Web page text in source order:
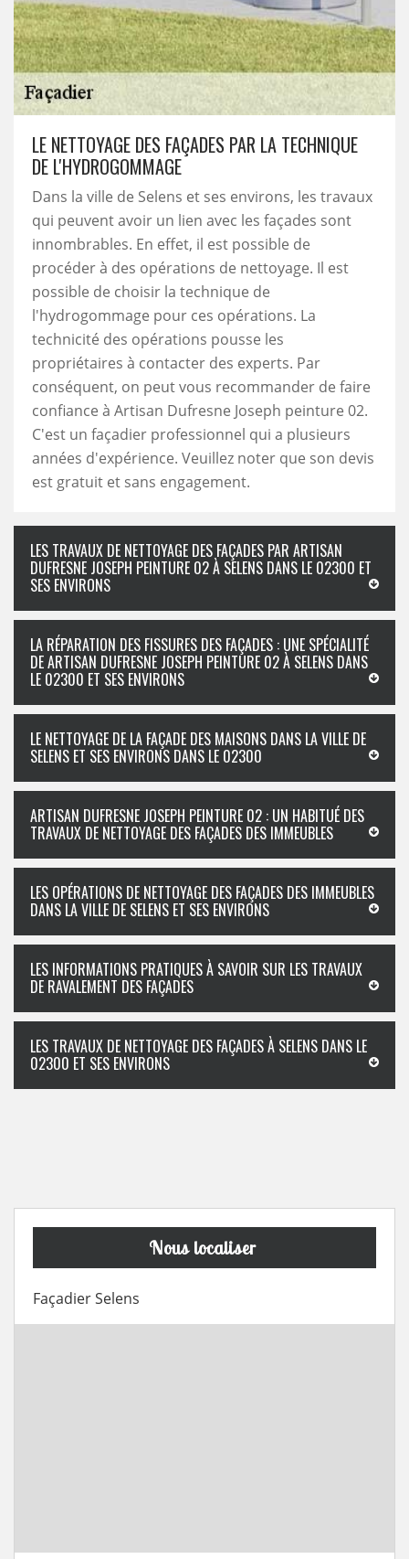
LE NETTOYAGE DES FAÇADES PAR LA TECHNIQUE
DE L'HYDROGOMMAGE
Dans la ville de Selens et ses environs, les travaux
qui peuvent avoir un lien avec les façades sont
innombrables. En effet, il est possible de
procéder à des opérations de nettoyage. Il est
possible de choisir la technique de
l'hydrogommage pour ces opérations. La
technicité des opérations pousse les
propriétaires à contacter des experts. Par
conséquent, on peut vous recommander de faire
confiance à Artisan Dufresne Joseph peinture 02.
C'est un façadier professionnel qui a plusieurs
années d'expérience. Veuillez noter que son devis
est gratuit et sans engagement.
LES TRAVAUX DE NETTOYAGE DES FAÇADES PAR ARTISAN
DUFRESNE JOSEPH PEINTURE 02 À SELENS DANS LE 02300 ET
SES ENVIRONS
LA RÉPARATION DES FISSURES DES FAÇADES : UNE SPÉCIALITÉ
DE ARTISAN DUFRESNE JOSEPH PEINTURE 02 À SELENS DANS
LE 02300 ET SES ENVIRONS
LE NETTOYAGE DE LA FAÇADE DES MAISONS DANS LA VILLE DE
SELENS ET SES ENVIRONS DANS LE 02300
ARTISAN DUFRESNE JOSEPH PEINTURE 02 : UN HABITUÉ DES
TRAVAUX DE NETTOYAGE DES FAÇADES DES IMMEUBLES
LES OPÉRATIONS DE NETTOYAGE DES FAÇADES DES IMMEUBLES
DANS LA VILLE DE SELENS ET SES ENVIRONS
LES INFORMATIONS PRATIQUES À SAVOIR SUR LES TRAVAUX
DE RAVALEMENT DES FAÇADES
LES TRAVAUX DE NETTOYAGE DES FAÇADES À SELENS DANS LE
02300 ET SES ENVIRONS
Nous localiser
Façadier Selens